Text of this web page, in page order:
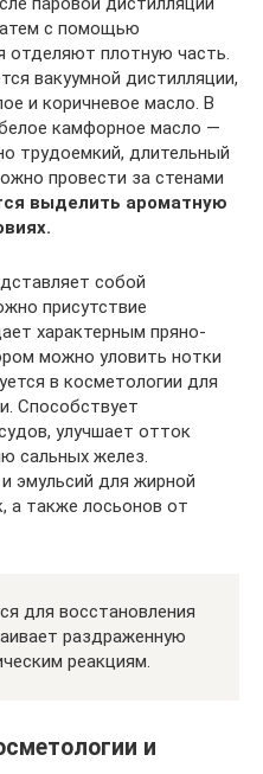
с помощью
отделяют плотную часть.
вакуумной дистилляции,
и коричневое масло. В
камфорное масло —
трудоемкий, длительный
провести за стенами
выделить ароматную
собой
присутствие
характерным пряно-
можно уловить нотки
в косметологии для
Способствует
улучшает отток
сальных желез.
эмульсий для жирной
также лосьонов от
для восстановления
раздраженную
реакциям.
и